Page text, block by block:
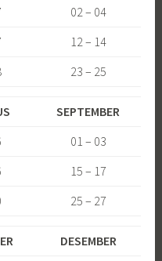
02 – 04
12 – 14
23 – 25
SEPTEMBER
01 – 03
15 – 17
25 – 27
DESEMBER